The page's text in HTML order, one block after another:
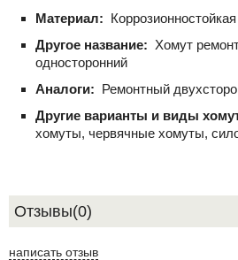
Материал:
Другое название: Хомут
односторонний
Аналоги: Ремонтный
Другие варианты и виды
хомуты, червячные хомуты,
Отзывы(0)
написать отзыв